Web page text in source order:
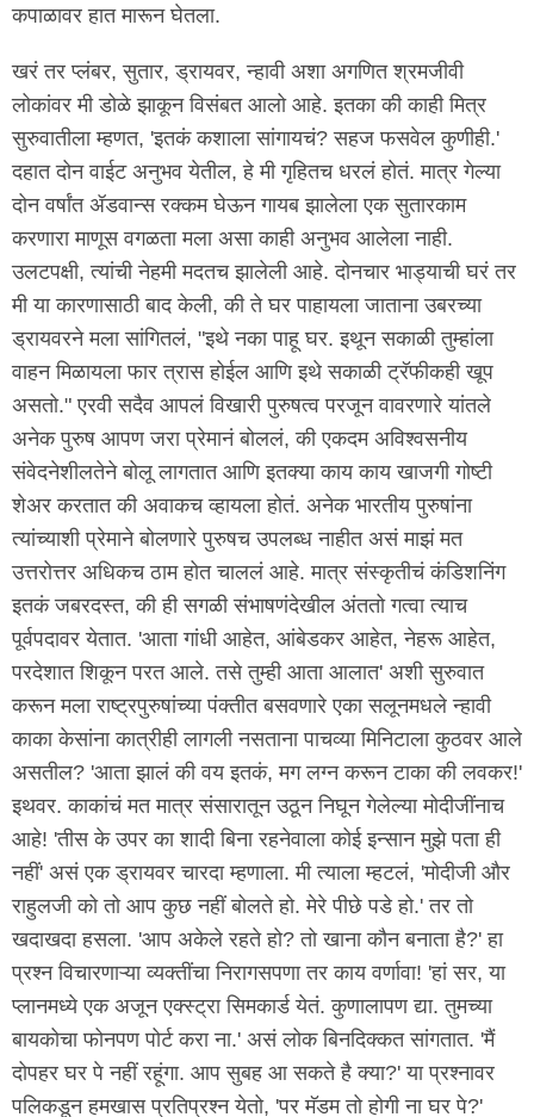
कपाळावर हात मारून घेतला.
खरं तर प्लंबर, सुतार, ड्रायवर, न्हावी अशा अगणित श्रमजीवी
लोकांवर मी डोळे झाकून विसंबत आलो आहे. इतका की काही मित्र
सुरुवातीला म्हणत, 'इतकं कशाला सांगायचं? सहज फसवेल कुणीही.'
दहात दोन वाईट अनुभव येतील, हे मी गृहितच धरलं होतं. मात्र गेल्या
दोन वर्षांत ॲडवान्स रक्कम घेऊन गायब झालेला एक सुतारकाम
करणारा माणूस वगळता मला असा काही अनुभव आलेला नाही.
उलटपक्षी, त्यांची नेहमी मदतच झालेली आहे. दोनचार भाड्याची घरं तर
मी या कारणासाठी बाद केली, की ते घर पाहायला जाताना उबरच्या
ड्रायवरने मला सांगितलं, "इथे नका पाहू घर. इथून सकाळी तुम्हांला
वाहन मिळायला फार त्रास होईल आणि इथे सकाळी ट्रॅफीकही खूप
असतो." एरवी सदैव आपलं विखारी पुरुषत्व परजून वावरणारे यांतले
अनेक पुरुष आपण जरा प्रेमानं बोललं, की एकदम अविश्वसनीय
संवेदनेशीलतेने बोलू लागतात आणि इतक्या काय काय खाजगी गोष्टी
शेअर करतात की अवाकच व्हायला होतं. अनेक भारतीय पुरुषांना
त्यांच्याशी प्रेमाने बोलणारे पुरुषच उपलब्ध नाहीत असं माझं मत
उत्तरोत्तर अधिकच ठाम होत चाललं आहे. मात्र संस्कृतीचं कंडिशनिंग
इतकं जबरदस्त, की ही सगळी संभाषणंदेखील अंततो गत्वा त्याच
पूर्वपदावर येतात. 'आता गांधी आहेत, आंबेडकर आहेत, नेहरू आहेत,
परदेशात शिकून परत आले. तसे तुम्ही आता आलात' अशी सुरुवात
करून मला राष्ट्रपुरुषांच्या पंक्तीत बसवणारे एका सलूनमधले न्हावी
काका केसांना कात्रीही लागली नसताना पाचव्या मिनिटाला कुठवर आले
असतील? 'आता झालं की वय इतकं, मग लग्न करून टाका की लवकर!'
इथवर. काकांचं मत मात्र संसारातून उठून निघून गेलेल्या मोदीजींनाच
आहे! 'तीस के उपर का शादी बिना रहनेवाला कोई इन्सान मुझे पता ही
नहीं' असं एक ड्रायवर चारदा म्हणाला. मी त्याला म्हटलं, 'मोदीजी और
राहुलजी को तो आप कुछ नहीं बोलते हो. मेरे पीछे पडे हो.' तर तो
खदाखदा हसला. 'आप अकेले रहते हो? तो खाना कौन बनाता है?' हा
प्रश्न विचारणाऱ्या व्यक्तींचा निरागसपणा तर काय वर्णावा! 'हां सर, या
प्लानमध्ये एक अजून एक्स्ट्रा सिमकार्ड येतं. कुणालापण द्या. तुमच्या
बायकोचा फोनपण पोर्ट करा ना.' असं लोक बिनदिक्कत सांगतात. 'मैं
दोपहर घर पे नहीं रहूंगा. आप सुबह आ सकते है क्या?' या प्रश्नावर
पलिकडून हमखास प्रतिप्रश्न येतो, 'पर मॅडम तो होगी ना घर पे?'